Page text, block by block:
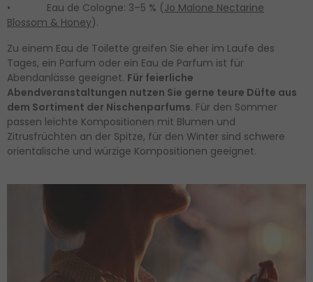
• Eau de Cologne: 3–5 % (Jo Malone Nectarine
Blossom & Honey).
Zu einem Eau de Toilette greifen Sie eher im Laufe des
Tages, ein Parfum oder ein Eau de Parfum ist für
Abendanlässe geeignet. Für feierliche
Abendveranstaltungen nutzen Sie gerne teure Düfte aus
dem Sortiment der Nischenparfums. Für den Sommer
passen leichte Kompositionen mit Blumen und
Zitrusfrüchten an der Spitze, für den Winter sind schwere
orientalische und würzige Kompositionen geeignet.